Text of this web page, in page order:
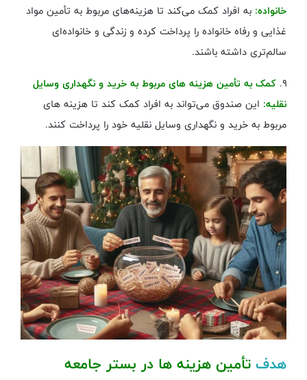
خانواده: به افراد کمک می‌کند تا هزینه‌های مربوط به تأمین مواد
غذایی و رفاه خانواده را پرداخت کرده و زندگی و خانواده‌ای
سالم‌تری داشته باشند.
۹. کمک به تأمین هزینه‌ های مربوط به خرید و نگهداری وسایل
نقلیه: این صندوق می‌تواند به افراد کمک کند تا هزینه ‌های
مربوط به خرید و نگهداری وسایل نقلیه خود را پرداخت کنند.
هدفتأمین هزینه ها در بستر جامعه